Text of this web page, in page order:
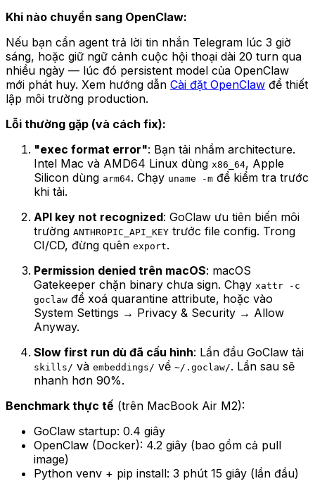
Khi nào chuyển sang OpenClaw:
Nếu bạn cần agent trả lời tin nhắn Telegram lúc 3 giờ
sáng, hoặc giữ ngữ cảnh cuộc hội thoại dài 20 turn qua
nhiều ngày — lúc đó persistent model của OpenClaw
mới phát huy. Xem hướng dẫn Cài đặt OpenClaw để thiết
lập môi trường production.
Lỗi thường gặp (và cách fix):
"exec format error": Bạn tải nhầm architecture.
Intel Mac và AMD64 Linux dùng x86_64, Apple
Silicon dùng arm64. Chạy uname -m để kiểm tra trước
khi tải.
API key not recognized: GoClaw ưu tiên biến môi
trường ANTHROPIC_API_KEY trước file config. Trong
CI/CD, đừng quên export.
Permission denied trên macOS: macOS
Gatekeeper chặn binary chưa sign. Chạy xattr -c
goclaw để xoá quarantine attribute, hoặc vào
System Settings → Privacy & Security → Allow
Anyway.
Slow first run dù đã cấu hình: Lần đầu GoClaw tải
skills/ và embeddings/ về ~/.goclaw/. Lần sau sẽ
nhanh hơn 90%.
Benchmark thực tế (trên MacBook Air M2):
GoClaw startup: 0.4 giây
OpenClaw (Docker): 4.2 giây (bao gồm cả pull
image)
Python venv + pip install: 3 phút 15 giây (lần đầu)